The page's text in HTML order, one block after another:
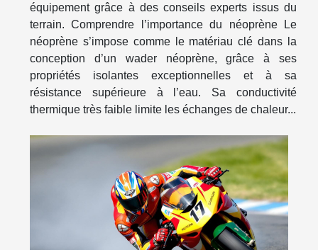
équipement grâce à des conseils experts issus du
terrain. Comprendre l’importance du néoprène Le
néoprène s’impose comme le matériau clé dans la
conception d’un wader néoprène, grâce à ses
propriétés isolantes exceptionnelles et à sa
résistance supérieure à l’eau. Sa conductivité
thermique très faible limite les échanges de chaleur...